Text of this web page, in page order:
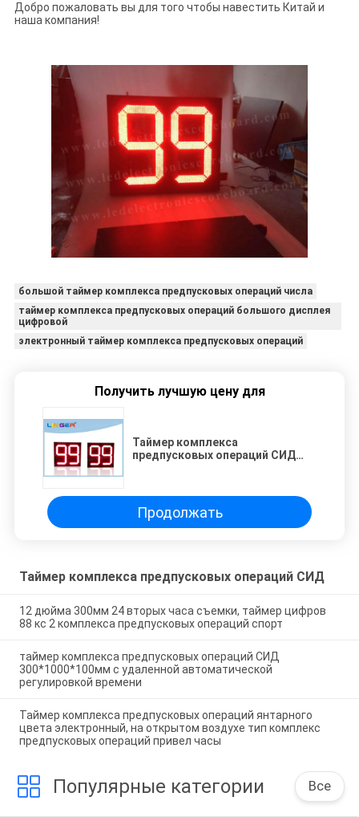
Добро пожаловать вы для того чтобы навестить Китай и
наша компания!
большой таймер комплекса предпусковых операций числа
таймер комплекса предпусковых операций большого дисплея
цифровой
электронный таймер комплекса предпусковых операций
Получить лучшую цену для
Таймер комплекса
предпусковых операций СИД
устанавливает
Продолжать
Таймер комплекса предпусковых операций СИД
12 дюйма 300мм 24 вторых часа съемки, таймер цифров
88 кс 2 комплекса предпусковых операций спорт
таймер комплекса предпусковых операций СИД
300*1000*100мм с удаленной автоматической
регулировкой времени
Таймер комплекса предпусковых операций янтарного
цвета электронный, на открытом воздухе тип комплекс
предпусковых операций привел часы
Популярные категории Все